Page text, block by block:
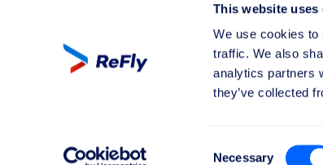
This website uses
We use cookies to
traffic. We also
analytics partners
they’ve collected
Necessary
© Tüm hakları saklıdır ReFly